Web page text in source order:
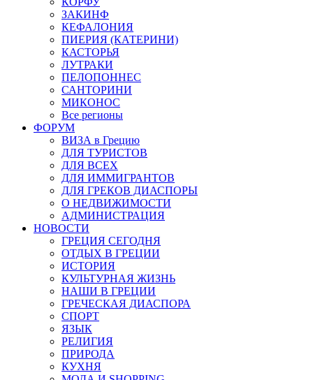
ЗАКИНФ
КЕФАЛОНИЯ
ПИЕРИЯ (КАТЕРИНИ)
КАСТОРЬЯ
ЛУТРАКИ
ПЕЛОПОННЕС
САНТОРИНИ
МИКОНОС
Все регионы
ФОРУМ
ВИЗА в Грецию
ДЛЯ ТУРИСТОВ
ДЛЯ ВСЕХ
ДЛЯ ИММИГРАНТОВ
ДЛЯ ГРЕКОВ ДИАСПОРЫ
О НЕДВИЖИМОСТИ
АДМИНИСТРАЦИЯ
НОВОСТИ
ГРЕЦИЯ СЕГОДНЯ
ОТДЫХ В ГРЕЦИИ
ИСТОРИЯ
КУЛЬТУРНАЯ ЖИЗНЬ
НАШИ В ГРЕЦИИ
ГРЕЧЕСКАЯ ДИАСПОРА
СПОРТ
ЯЗЫК
РЕЛИГИЯ
ПРИРОДА
КУХНЯ